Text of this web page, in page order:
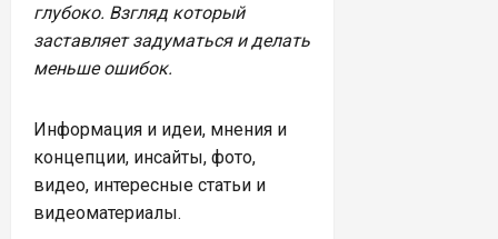
глубоко. Взгляд который
заставляет задуматься и делать
меньше ошибок.
Информация и идеи, мнения и
концепции, инсайты, фото,
видео, интересные статьи и
видеоматериалы.